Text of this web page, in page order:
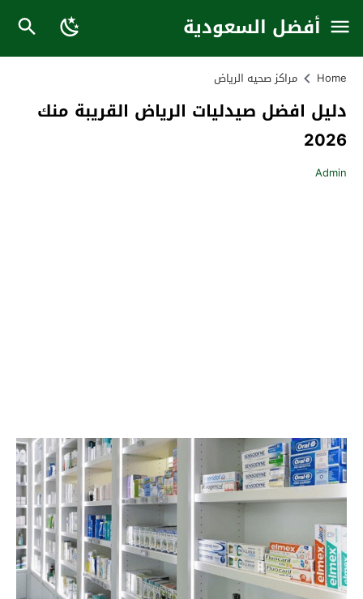
أفضل السعودية
Home مراكز صحيه الرياض
دليل افضل صيدليات الرياض القريبة منك
2026
Admin